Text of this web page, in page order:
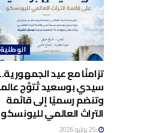
الوطنية
تزامنًا مع عيد الجمهورية..
سيدي بوسعيد تُتوَّج
وتنضم رسميًا إلى قائمة
التراث العالمي لليونسكو